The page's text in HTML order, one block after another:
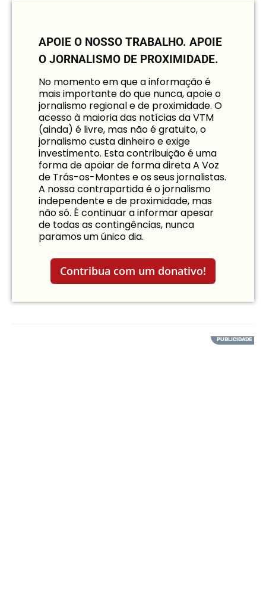
APOIE O NOSSO TRABALHO. APOIE
O JORNALISMO DE PROXIMIDADE.
No momento em que a informação é
mais importante do que nunca, apoie o
jornalismo regional e de proximidade. O
acesso à maioria das notícias da VTM
(ainda) é livre, mas não é gratuito, o
jornalismo custa dinheiro e exige
investimento. Esta contribuição é uma
forma de apoiar de forma direta A Voz
de Trás-os-Montes e os seus jornalistas.
A nossa contrapartida é o jornalismo
independente e de proximidade, mas
não só. É continuar a informar apesar
de todas as contingências, nunca
paramos um único dia.
Contribua com um donativo!